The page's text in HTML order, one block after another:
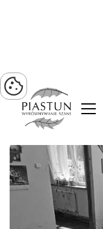
PROJEKT